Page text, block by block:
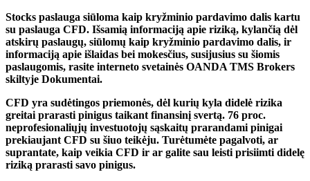
Stocks paslauga siūloma kaip kryžminio pardavimo dalis kartu
su paslauga CFD. Išsamią informaciją apie riziką, kylančią dėl
atskirų paslaugų, siūlomų kaip kryžminio pardavimo dalis, ir
informaciją apie išlaidas bei mokesčius, susijusius su šiomis
paslaugomis, rasite interneto svetainės OANDA TMS Brokers
skiltyje Dokumentai.
CFD yra sudėtingos priemonės, dėl kurių kyla didelė rizika
greitai prarasti pinigus taikant finansinį svertą. 76 proc.
neprofesionaliųjų investuotojų sąskaitų prarandami pinigai
prekiaujant CFD su šiuo teikėju. Turėtumėte pagalvoti, ar
suprantate, kaip veikia CFD ir ar galite sau leisti prisiimti didelę
riziką prarasti savo pinigus.